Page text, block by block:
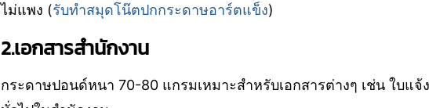
ไม่แพง (รับทำสมุดโน๊ตปกกระดาษอาร์ตแข็ง)
2.เอกสารสำนักงาน
กระดาษปอนด์หนา 70-80 แกรมเหมาะสำหรับเอกสารต่างๆ เช่น ใบแจ้